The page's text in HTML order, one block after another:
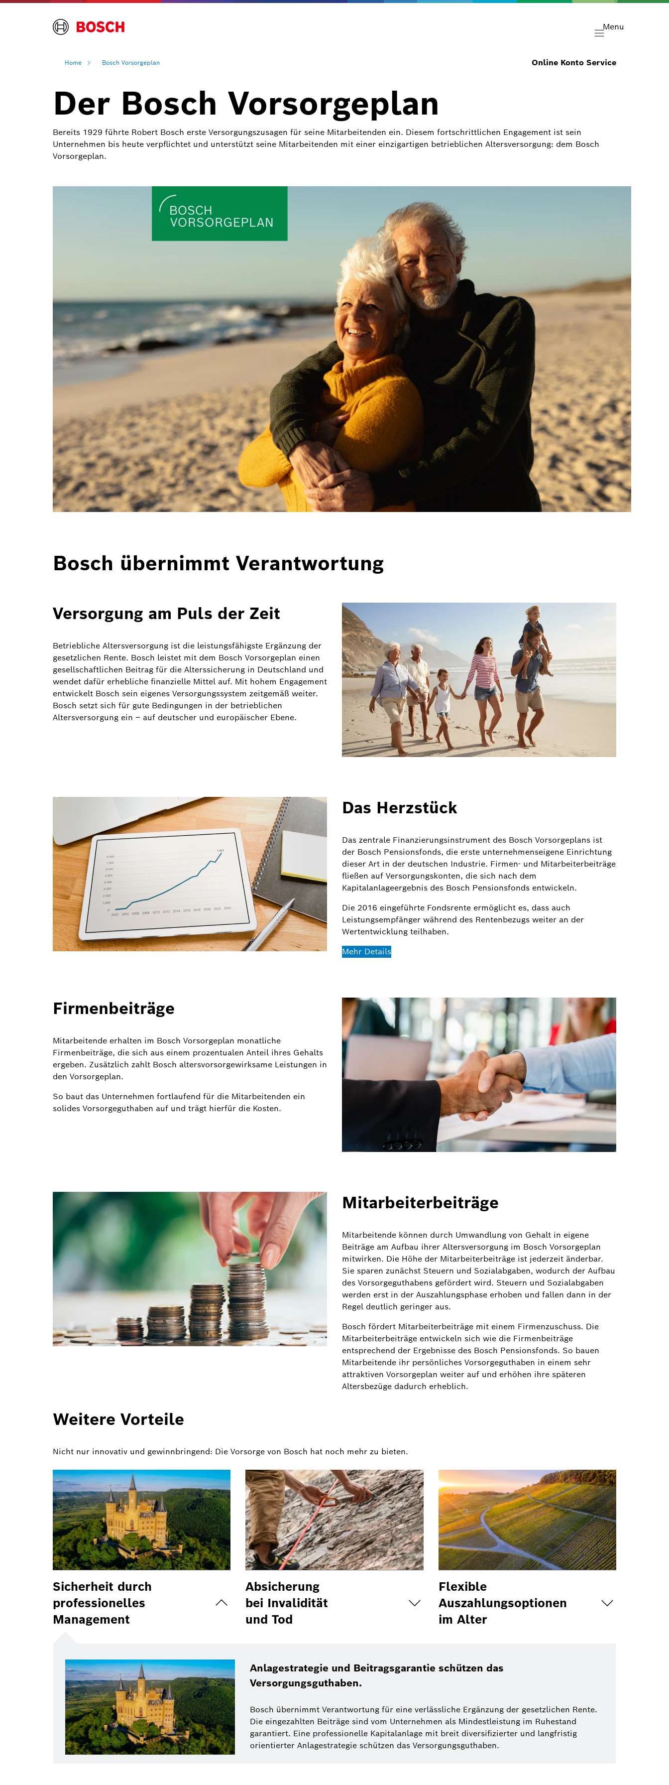
Menu
Home Bosch Vorsorgeplan Online Konto Service
Der Bosch Vorsorgeplan
Bereits 1929 führte Robert Bosch erste Versorgungszusagen für seine Mitarbeitenden ein. Diesem fortschrittlichen Engagement ist sein
Unternehmen bis heute verpflichtet und unterstützt seine Mitarbeitenden mit einer einzigartigen betrieblichen Altersversorgung: dem Bosch
Vorsorgeplan.
Bosch übernimmt Verantwortung
Versorgung am Puls der Zeit
Betriebliche Altersversorgung ist die leistungsfähigste Ergänzung der
gesetzlichen Rente. Bosch leistet mit dem Bosch Vorsorgeplan einen
gesellschaftlichen Beitrag für die Alterssicherung in Deutschland und
wendet dafür erhebliche finanzielle Mittel auf. Mit hohem Engagement
entwickelt Bosch sein eigenes Versorgungssystem zeitgemäß weiter.
Bosch setzt sich für gute Bedingungen in der betrieblichen
Altersversorgung ein – auf deutscher und europäischer Ebene.
Das Herzstück
Das zentrale Finanzierungsinstrument des Bosch Vorsorgeplans ist
der Bosch Pensionsfonds, die erste unternehmenseigene Einrichtung
dieser Art in der deutschen Industrie. Firmen- und Mitarbeiterbeiträge
fließen auf Versorgungskonten, die sich nach dem
Kapitalanlageergebnis des Bosch Pensionsfonds entwickeln.
Die 2016 eingeführte Fondsrente ermöglicht es, dass auch
Leistungsempfänger während des Rentenbezugs weiter an der
Wertentwicklung teilhaben.
Mehr Details
Firmenbeiträge
Mitarbeitende erhalten im Bosch Vorsorgeplan monatliche
Firmenbeiträge, die sich aus einem prozentualen Anteil ihres Gehalts
ergeben. Zusätzlich zahlt Bosch altersvorsorgewirksame Leistungen in
den Vorsorgeplan.
So baut das Unternehmen fortlaufend für die Mitarbeitenden ein
solides Vorsorgeguthaben auf und trägt hierfür die Kosten.
Mitarbeiterbeiträge
Mitarbeitende können durch Umwandlung von Gehalt in eigene
Beiträge am Aufbau ihrer Altersversorgung im Bosch Vorsorgeplan
mitwirken. Die Höhe der Mitarbeiterbeiträge ist jederzeit änderbar.
Sie sparen zunächst Steuern und Sozialabgaben, wodurch der Aufbau
des Vorsorgeguthabens gefördert wird. Steuern und Sozialabgaben
werden erst in der Auszahlungsphase erhoben und fallen dann in der
Regel deutlich geringer aus.
Bosch fördert Mitarbeiterbeiträge mit einem Firmenzuschuss. Die
Mitarbeiterbeiträge entwickeln sich wie die Firmenbeiträge
entsprechend der Ergebnisse des Bosch Pensionsfonds. So bauen
Mitarbeitende ihr persönliches Vorsorgeguthaben in einem sehr
attraktiven Vorsorgeplan weiter auf und erhöhen ihre späteren
Altersbezüge dadurch erheblich.
Weitere Vorteile
Nicht nur innovativ und gewinnbringend: Die Vorsorge von Bosch hat noch mehr zu bieten.
Sicherheit durch
professionelles
Management
Absicherung
bei Invalidität
und Tod
Flexible
Auszahlungsoptionen
im Alter
Anlagestrategie und Beitragsgarantie schützen das
Versorgungsguthaben.
Bosch übernimmt Verantwortung für eine verlässliche Ergänzung der gesetzlichen Rente.
Die eingezahlten Beiträge sind vom Unternehmen als Mindestleistung im Ruhestand
garantiert. Eine professionelle Kapitalanlage mit breit diversifizierter und langfristig
orientierter Anlagestrategie schützen das Versorgungsguthaben.